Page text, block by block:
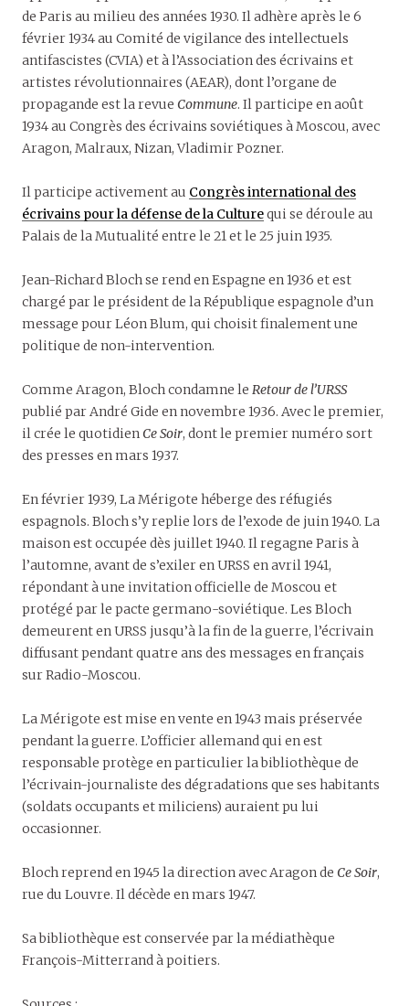
de Paris au milieu des années 1930. Il adhère après le 6
février 1934 au Comité de vigilance des intellectuels
antifascistes (CVIA) et à l’Association des écrivains et
artistes révolutionnaires (AEAR), dont l’organe de
propagande est la revue Commune. Il participe en août
1934 au Congrès des écrivains soviétiques à Moscou, avec
Aragon, Malraux, Nizan, Vladimir Pozner.
Il participe activement au Congrès international des
écrivains pour la défense de la Culturequi se déroule au
Palais de la Mutualité entre le 21 et le 25 juin 1935.
Jean-Richard Bloch se rend en Espagne en 1936 et est
chargé par le président de la République espagnole d’un
message pour Léon Blum, qui choisit finalement une
politique de non-intervention.
Comme Aragon, Bloch condamne le Retour de l’URSS
publié par André Gide en novembre 1936. Avec le premier,
il crée le quotidienCe Soir, dont le premier numéro sort
des presses en mars 1937.
En février 1939, La Mérigote héberge des réfugiés
espagnols. Bloch s’y replie lors de l’exode de juin 1940. La
maison est occupée dès juillet 1940. Il regagne Paris à
l’automne, avant de s’exiler en URSS en avril 1941,
répondant à une invitation officielle de Moscou et
protégé par le pacte germano-soviétique. Les Bloch
demeurent en URSS jusqu’à la fin de la guerre, l’écrivain
diffusant pendant quatre ans des messages en français
sur Radio-Moscou.
La Mérigote est mise en vente en 1943 mais préservée
pendant la guerre. L’officier allemand qui en est
responsable protège en particulier la bibliothèque de
l’écrivain-journaliste des dégradations que ses habitants
(soldats occupants et miliciens) auraient pu lui
occasionner.
Bloch reprend en 1945 la direction avec Aragon de Ce Soir,
rue du Louvre. Il décède en mars 1947.
Sa bibliothèque est conservée par la médiathèque
François-Mitterrand à poitiers.